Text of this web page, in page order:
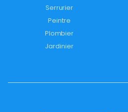
Serrurier
Peintre
Plombier
Jardinier